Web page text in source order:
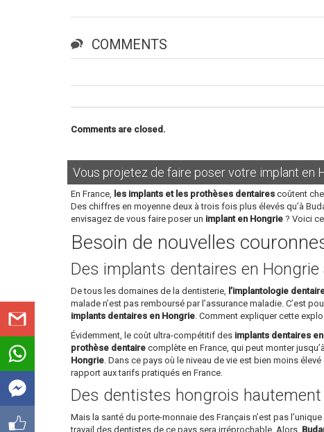
COMMENTS
Comments are closed.
Vous projetez de faire poser votre implant en
En France, les implants et les prothèses dentaires coûtent
Des chiffres en moyenne deux à trois fois plus élevés qu’à
envisagez de vous faire poser un implant en Hongrie ? Voici
Besoin de nouvelles
Des implants dentaires en
De tous les domaines de la dentisterie, l’implantologie
malade n’est pas remboursé par l’assurance maladie. C’est
implants dentaires en Hongrie . Comment expliquer cette
Évidemment, le coût ultra-compétitif des implants dentaires
prothèse dentaire complète en France, qui peut monter
Hongrie . Dans ce pays où le niveau de vie est bien moins
rapport aux tarifs pratiqués en France.
Des dentistes hongrois
Mais la santé du porte-monnaie des Français n’est pas
travail des dentistes de ce pays sera irréprochable. Alors,